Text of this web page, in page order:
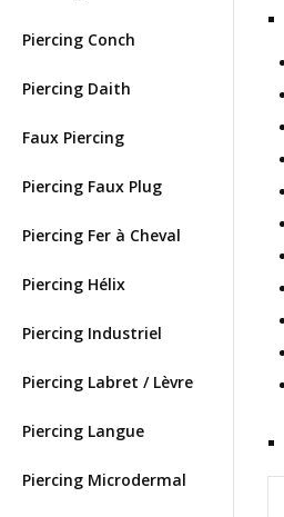
Piercing Conch
Piercing Daith
Faux Piercing
Piercing Faux Plug
Piercing Fer à Cheval
Piercing Hélix
Piercing Industriel
Piercing Labret / Lèvre
Piercing Langue
Piercing Microdermal